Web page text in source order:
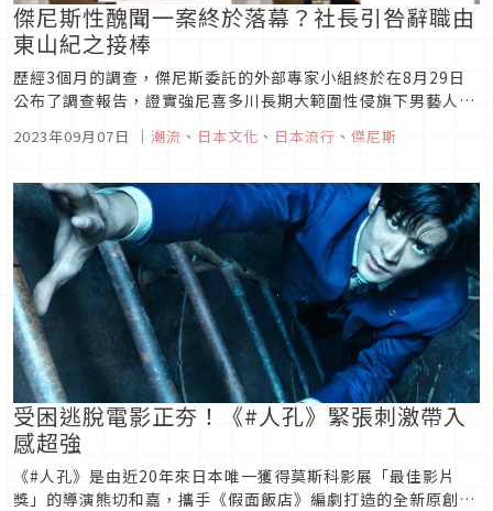
傑尼斯性醜聞一案終於落幕？社長引咎辭職由
東山紀之接棒
歷經3個月的調查，傑尼斯委託的外部專家小組終於在8月29日
公布了調查報告，證實強尼喜多川長期大範圍性侵旗下男藝人。
報告中更明確指出，強尼長達四十多年的犯行之所以始終被隱蔽
而無法浮上檯面，已故的傑尼斯董事長瑪麗喜多川的包庇與縱
2023年09月07日 ｜ 潮流 、 日本文化 、 日本流行 、 傑尼斯
受困逃脫電影正夯！《#人孔》緊張刺激帶入
感超強
《#人孔》是由近20年來日本唯一獲得莫斯科影展「最佳影片
獎」的導演熊切和嘉，攜手《假面飯店》編劇打造的全新原創逃